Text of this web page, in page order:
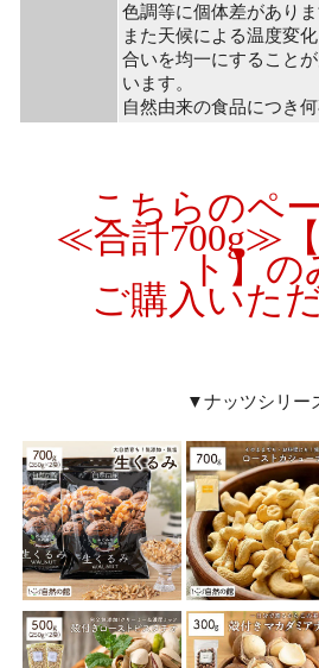
色調等に個体差がありま
また天候による温度変
合いを均一にすること
います。
自然由来の食品につき
こちらのペ
≪合計700g≫
ト】 の
ご購入いた
▼ナッツシリー